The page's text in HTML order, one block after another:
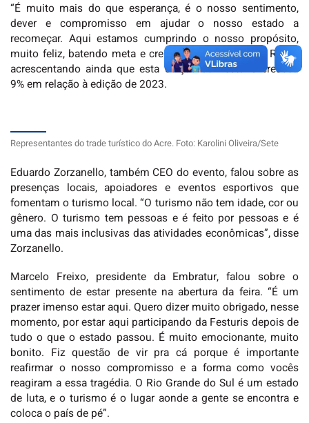
“É muito mais do que esperança, é o nosso sentimento,
dever e compromisso em ajudar o nosso estado a
recomeçar. Aqui estamos cumprindo o nosso propósito,
muito feliz, batendo meta e crescendo”, disse Marta Rossi,
acrescentando ainda que esta edição da Festuris cresceu
9% em relação à edição de 2023.
Representantes do trade turístico do Acre. Foto: Karolini Oliveira/Sete
Eduardo Zorzanello, também CEO do evento, falou sobre as
presenças locais, apoiadores e eventos esportivos que
fomentam o turismo local. “O turismo não tem idade, cor ou
gênero. O turismo tem pessoas e é feito por pessoas e é
uma das mais inclusivas das atividades econômicas”, disse
Zorzanello.
Marcelo Freixo, presidente da Embratur, falou sobre o
sentimento de estar presente na abertura da feira. “É um
prazer imenso estar aqui. Quero dizer muito obrigado, nesse
momento, por estar aqui participando da Festuris depois de
tudo o que o estado passou. É muito emocionante, muito
bonito. Fiz questão de vir pra cá porque é importante
reafirmar o nosso compromisso e a forma como vocês
reagiram a essa tragédia. O Rio Grande do Sul é um estado
de luta, e o turismo é o lugar aonde a gente se encontra e
coloca o país de pé”.